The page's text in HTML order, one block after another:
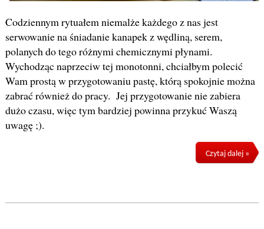
Codziennym rytuałem niemalże każdego z nas jest
serwowanie na śniadanie kanapek z wędliną, serem,
polanych do tego różnymi chemicznymi płynami.
Wychodząc naprzeciw tej monotonni, chciałbym polecić
Wam prostą w przygotowaniu pastę, którą spokojnie można
zabrać również do pracy. Jej przygotowanie nie zabiera
dużo czasu, więc tym bardziej powinna przykuć Waszą
uwagę ;).
Czytaj dalej »